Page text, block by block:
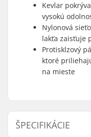
Kevlar
vysokú
Nylonová
lakťa zaisťuje
Protisklzový
ktoré
na mieste
ŠPECIFIKÁCIE